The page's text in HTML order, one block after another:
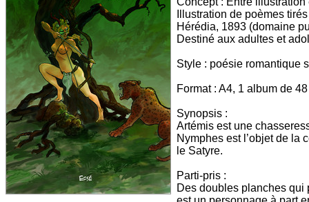
Illustration de poèmes
Hérédia, 1893 (domaine
Destiné aux adultes et
Style : poésie romantique
Format : A4, 1 album de
Synopsis :
Artémis est une
Nymphes est l’objet de la
le Satyre.
Parti-pris :
Des doubles planches qui